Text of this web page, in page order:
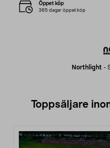
Northlight -
Öppet köp
365 dagar öppet köp
Toppsäljare